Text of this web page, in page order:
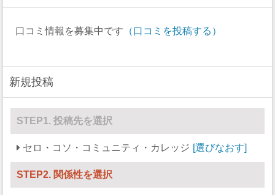
セーリング 0 0
スキー
スカッシュ 0 0
競泳/飛び込み 0 0
口コミ情報を募集中です （口コミを投稿する）
新規投稿
STEP1. 投稿先を選択
セロ・コソ・コミュニティ・カレッジ 選びなおす
STEP2. 関係性を選択